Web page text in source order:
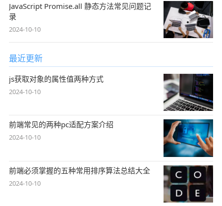
JavaScript Promise.all 静态方法常见问题记
录
2024-10-10
最近更新
js获取对象的属性值两种方式
2024-10-10
前端常见的两种pc适配方案介绍
2024-10-10
前端必须掌握的五种常用排序算法总结大全
2024-10-10